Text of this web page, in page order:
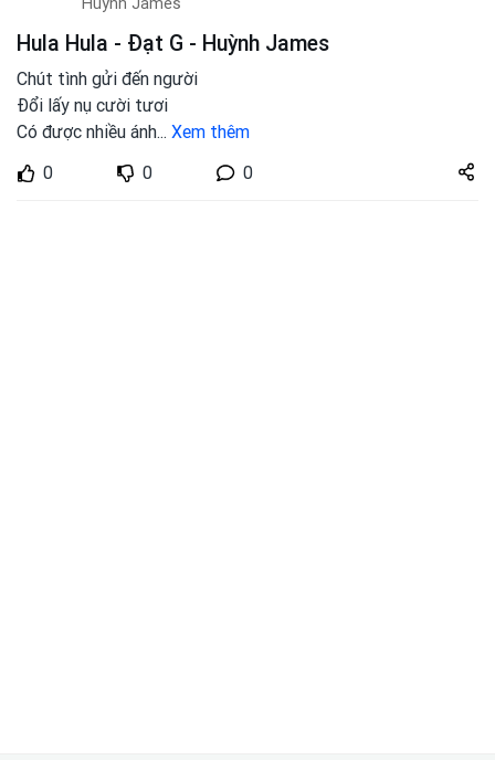
Huỳnh James
Hula Hula - Đạt G - Huỳnh James
Chút tình gửi đến người
Đổi lấy nụ cười tươi
Có được nhiều ánh... Xem thêm
0
0 0
Share
zuto.vn